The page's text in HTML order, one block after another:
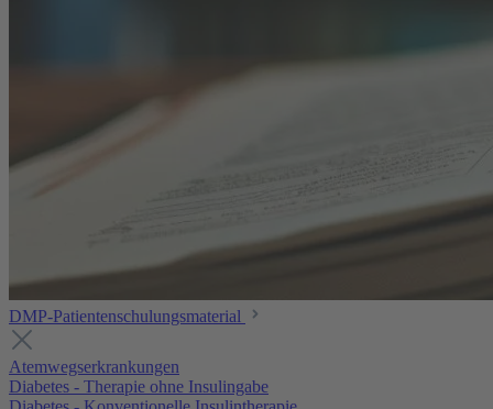
DMP-Patientenschulungsmaterial
Atemwegserkrankungen
Diabetes - Therapie ohne Insulingabe